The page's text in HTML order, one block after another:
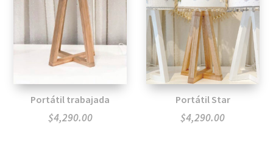
Portátil trabajada
$4,290.00
Portátil Star
$4,290.00